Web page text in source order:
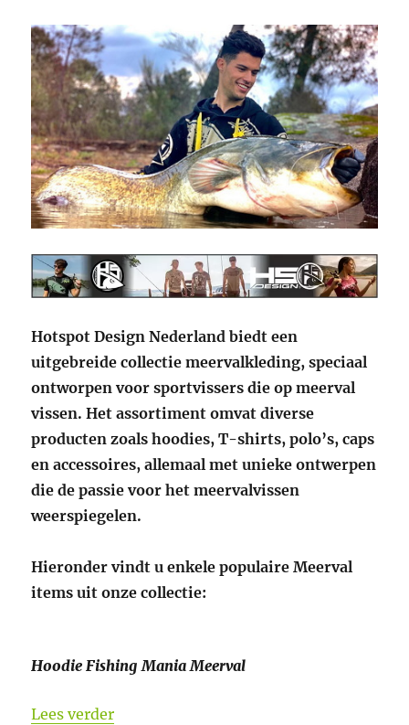
Hotspot Design Nederland biedt een
uitgebreide collectie meervalkleding, speciaal
ontworpen voor sportvissers die op meerval
vissen. Het assortiment omvat diverse
producten zoals hoodies, T-shirts, polo’s, caps
en accessoires, allemaal met unieke ontwerpen
die de passie voor het meervalvissen
weerspiegelen.
Hieronder vindt u enkele populaire Meerval
items uit onze collectie:
Hoodie Fishing Mania Meerval
Lees verder“De mooiste Meerval kleding bij